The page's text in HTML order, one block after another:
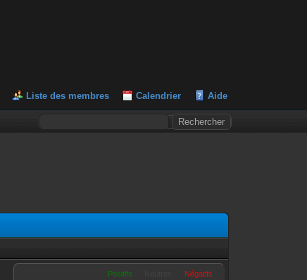
Liste des membres Calendrier Aide
Positifs Négatifs